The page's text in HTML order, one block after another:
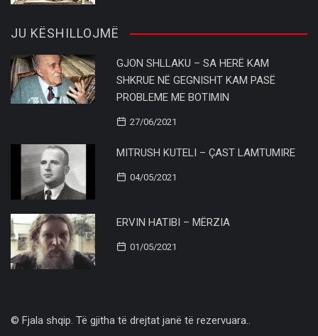
JU KËSHILLOJMË
GJON SHLLAKU – SA HERË KAM
SHKRUE NË GEGNISHT KAM PASË
PROBLEME ME BOTIMIN
27/06/2021
MITRUSH KUTELI – ÇAST LAMTUMIRE
04/05/2021
ERVIN HATIBI – MËRZIA
01/05/2021
© Fjala shqip. Të gjitha të drejtat janë të rezervuara..